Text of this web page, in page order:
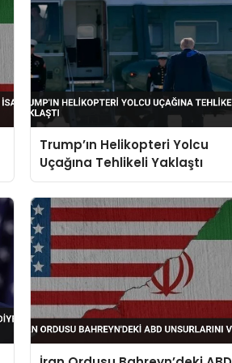
Trump’ın Helikopteri Yolcu
Uçağına Tehlikeli Yaklaştı